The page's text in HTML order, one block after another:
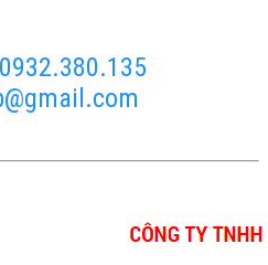
0932.380.135